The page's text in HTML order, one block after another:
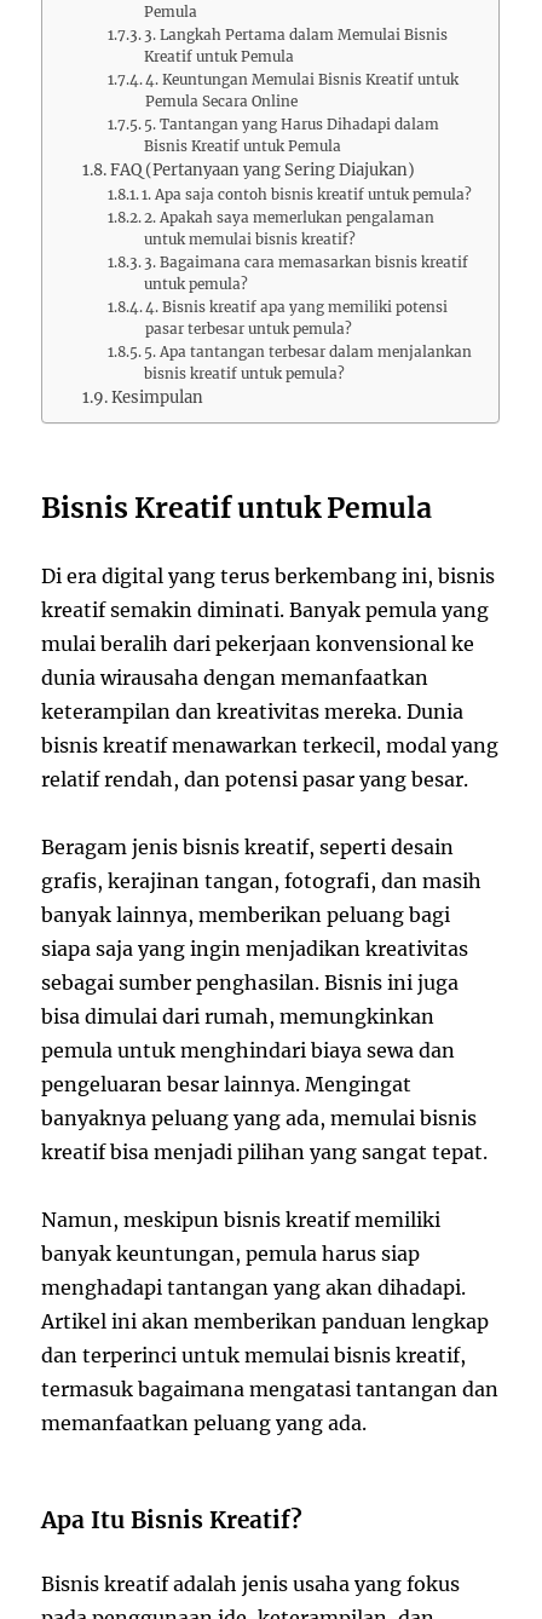
Pemula
3. Langkah Pertama dalam Memulai Bisnis
Kreatif untuk Pemula
4. Keuntungan Memulai Bisnis Kreatif untuk
Pemula Secara Online
5. Tantangan yang Harus Dihadapi dalam
Bisnis Kreatif untuk Pemula
FAQ (Pertanyaan yang Sering Diajukan)
1. Apa saja contoh bisnis kreatif untuk pemula?
2. Apakah saya memerlukan pengalaman
untuk memulai bisnis kreatif?
3. Bagaimana cara memasarkan bisnis kreatif
untuk pemula?
4. Bisnis kreatif apa yang memiliki potensi
pasar terbesar untuk pemula?
5. Apa tantangan terbesar dalam menjalankan
bisnis kreatif untuk pemula?
Kesimpulan
Bisnis Kreatif untuk Pemula
Di era digital yang terus berkembang ini, bisnis
kreatif semakin diminati. Banyak pemula yang
mulai beralih dari pekerjaan konvensional ke
dunia wirausaha dengan memanfaatkan
keterampilan dan kreativitas mereka. Dunia
bisnis kreatif menawarkan terkecil, modal yang
relatif rendah, dan potensi pasar yang besar.
Beragam jenis bisnis kreatif, seperti desain
grafis, kerajinan tangan, fotografi, dan masih
banyak lainnya, memberikan peluang bagi
siapa saja yang ingin menjadikan kreativitas
sebagai sumber penghasilan. Bisnis ini juga
bisa dimulai dari rumah, memungkinkan
pemula untuk menghindari biaya sewa dan
pengeluaran besar lainnya. Mengingat
banyaknya peluang yang ada, memulai bisnis
kreatif bisa menjadi pilihan yang sangat tepat.
Namun, meskipun bisnis kreatif memiliki
banyak keuntungan, pemula harus siap
menghadapi tantangan yang akan dihadapi.
Artikel ini akan memberikan panduan lengkap
dan terperinci untuk memulai bisnis kreatif,
termasuk bagaimana mengatasi tantangan dan
memanfaatkan peluang yang ada.
Apa Itu Bisnis Kreatif?
Bisnis kreatif adalah jenis usaha yang fokus